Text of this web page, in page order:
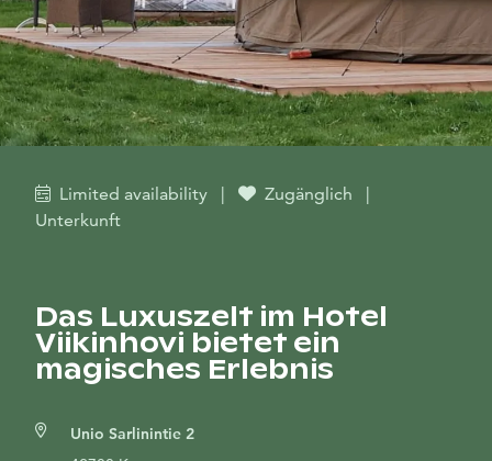
Limited availability | Zugänglich
|
Unterkunft
Das Luxuszelt im Hotel
Viikinhovi bietet ein
magisches Erlebnis
Unio Sarlinintie 2